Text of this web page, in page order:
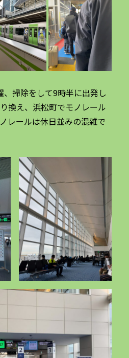
掃除をして9時半に出発し
換え、浜松町でモノレール
レールは休日並みの混雑で